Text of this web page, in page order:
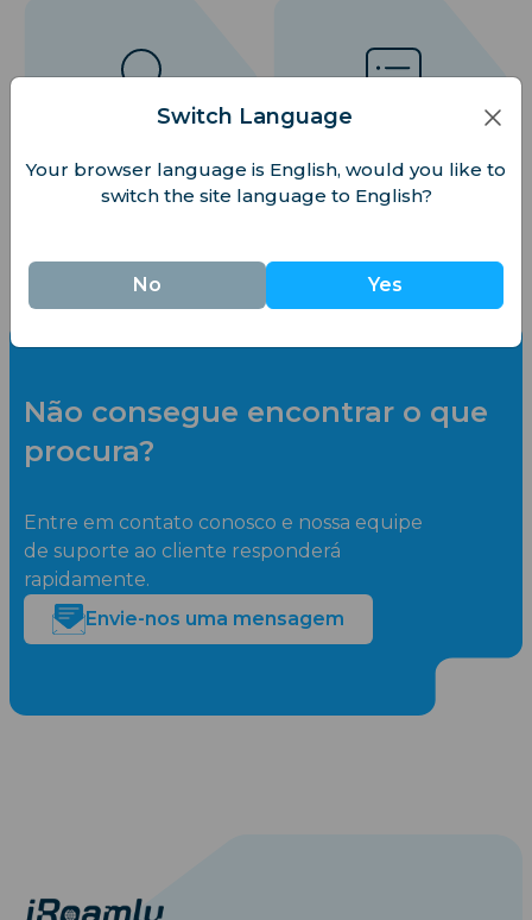
onta
Não consegue encontrar o que
procura?
Entre em contato conosco e nossa equipe
de suporte ao cliente responderá
rapidamente.
Envie-nos uma mensagem
Switch Language
Your browser language is English, would you like to
switch the site language to English?
No Yes